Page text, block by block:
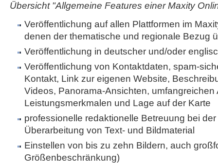
Übersicht "Allgemeine Features einer Maxity
Veröffentlichung auf allen Plattformen im
denen der thematische und regionale Bezug
Veröffentlichung in deutscher und/oder
Veröffentlichung von Kontaktdaten, spam-
Kontakt, Link zur eigenen Website,
Videos, Panorama-Ansichten, umfangreichen
Leistungsmerkmalen und Lage auf der Karte
professionelle redaktionelle Betreuung bei
Überarbeitung von Text- und Bildmaterial
Einstellen von bis zu zehn Bildern, auch
Größenbeschränkung)